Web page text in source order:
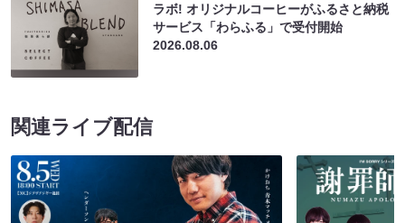
ラボ! オリジナルコーヒーがふるさと納税
サービス「わらふる」で受付開始
2026.08.06
関連ライブ配信